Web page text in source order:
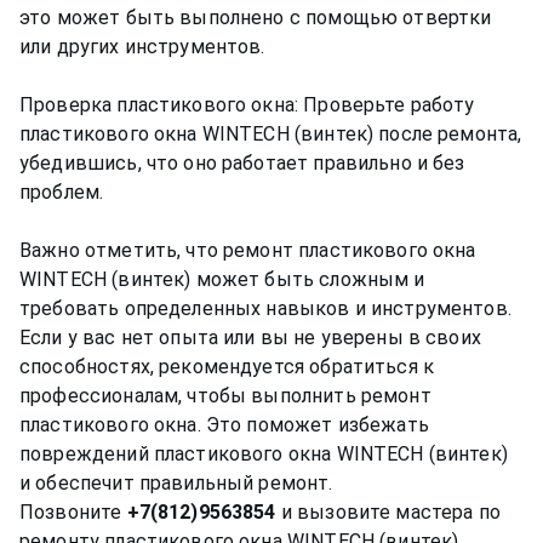
это может быть выполнено с помощью отвертки
или других инструментов.
Проверка пластикового окна: Проверьте работу
пластикового окна WINTECH (винтек) после ремонта,
убедившись, что оно работает правильно и без
проблем.
Важно отметить, что ремонт пластикового окна
WINTECH (винтек) может быть сложным и
требовать определенных навыков и инструментов.
Если у вас нет опыта или вы не уверены в своих
способностях, рекомендуется обратиться к
профессионалам, чтобы выполнить ремонт
пластикового окна. Это поможет избежать
повреждений пластикового окна WINTECH (винтек)
и обеспечит правильный ремонт.
Позвоните +7(812)9563854 и вызовите мастера по